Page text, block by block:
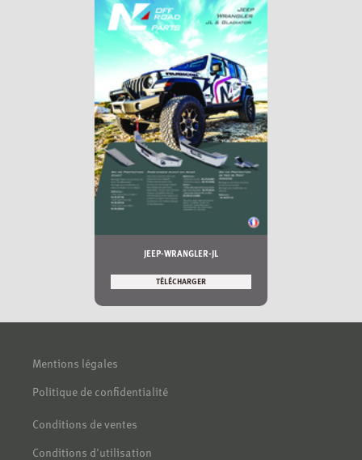
JEEP-WRANGLER-JL
TÉLÉCHARGER
Mentions légales
Politique de confidentialité
Conditions de ventes
Conditions d'utilisation